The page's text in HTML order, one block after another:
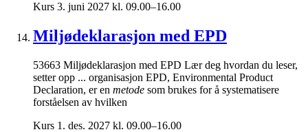
Kurs 3. juni 2027 kl. 09.00–16.00
Miljødeklarasjon med EPD
53663 Miljødeklarasjon med EPD Lær deg hvordan du leser,
setter opp ... organisasjon EPD, Environmental Product
Declaration, er en metode som brukes for å systematisere
forståelsen av hvilken
Kurs 1. des. 2027 kl. 09.00–16.00